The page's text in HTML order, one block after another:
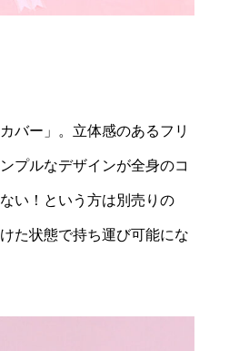
バー」。立体感のあるフリ
プルなデザインが全身のコ
い！という方は別売りの
た状態で持ち運び可能にな